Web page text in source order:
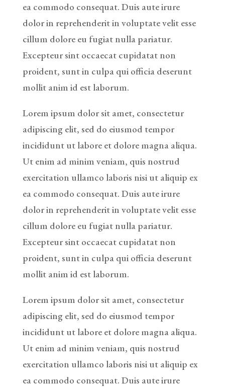
ea commodo consequat. Duis aute irure
dolor in reprehenderit in voluptate velit esse
cillum dolore eu fugiat nulla pariatur.
Excepteur sint occaecat cupidatat non
proident, sunt in culpa qui officia deserunt
mollit anim id est laborum.
Lorem ipsum dolor sit amet, consectetur
adipiscing elit, sed do eiusmod tempor
incididunt ut labore et dolore magna aliqua.
Ut enim ad minim veniam, quis nostrud
exercitation ullamco laboris nisi ut aliquip ex
ea commodo consequat. Duis aute irure
dolor in reprehenderit in voluptate velit esse
cillum dolore eu fugiat nulla pariatur.
Excepteur sint occaecat cupidatat non
proident, sunt in culpa qui officia deserunt
mollit anim id est laborum.
Lorem ipsum dolor sit amet, consectetur
adipiscing elit, sed do eiusmod tempor
incididunt ut labore et dolore magna aliqua.
Ut enim ad minim veniam, quis nostrud
exercitation ullamco laboris nisi ut aliquip ex
ea commodo consequat. Duis aute irure